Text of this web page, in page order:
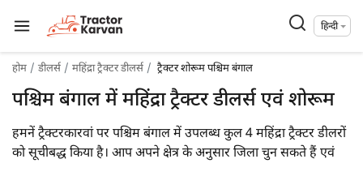
हिन्दी
होम डीलर्स महिंद्रा ट्रैक्टर डीलर्स ट्रैक्टर शोरूम पश्चिम बंगाल
पश्चिम बंगाल में महिंद्रा ट्रैक्टर डीलर्स एवं शोरूम
हमनें ट्रैक्टरकारवां पर पश्चिम बंगाल में उपलब्ध कुल 4 महिंद्रा ट्रैक्टर डीलरों
को सूचीबद्ध किया है। आप अपने क्षेत्र के अनुसार जिला चुन सकते हैं एवं